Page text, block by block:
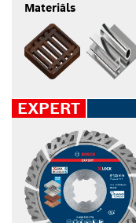
Materiāls
EXPERT